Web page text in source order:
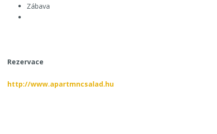
Zábava
Rezervace
http://www.apartmncsalad.hu